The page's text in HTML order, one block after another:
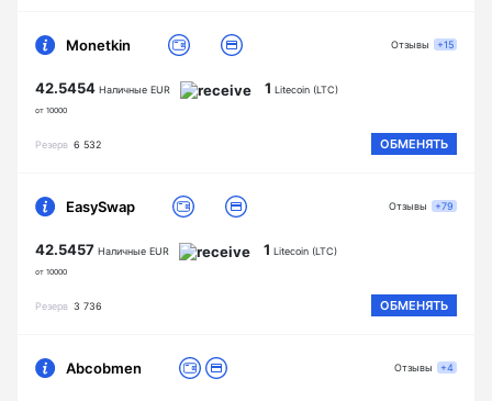
Monetkin
42.5454 Наличные EUR
от 10000
1 Litecoin (LTC)
Резерв 6 532 ОБМЕНЯТЬ
Отзывы +15
EasySwap
42.5457 Наличные EUR
от 10000
1 Litecoin (LTC)
Резерв 3 736 ОБМЕНЯТЬ
Отзывы +79
Abcobmen Отзывы +4